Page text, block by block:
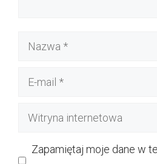
Nazwa
Witryna
Zapamiętaj moje dane w